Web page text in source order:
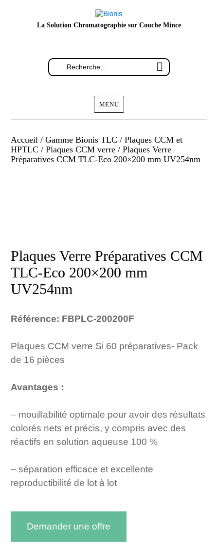
La Solution Chromatographie sur Couche Mince
MENU
Accueil /Gamme Bionis TLC /Plaques CCM et
HPTLC /Plaques CCM verre / Plaques Verre
Préparatives CCM TLC-Eco 200×200 mm UV254nm
Plaques Verre Préparatives CCM
TLC-Eco 200×200 mm
UV254nm
Référence: FBPLC-200200F
Plaques CCM verre Si 60 préparatives- Pack
de 16 pièces
Avantages :
– mouillabilité optimale pour avoir des résultats
colorés nets et précis, y compris avec des
réactifs en solution aqueuse 100 %
– séparation efficace et excellente
reproductibilité de lot à lot
Demander une offre